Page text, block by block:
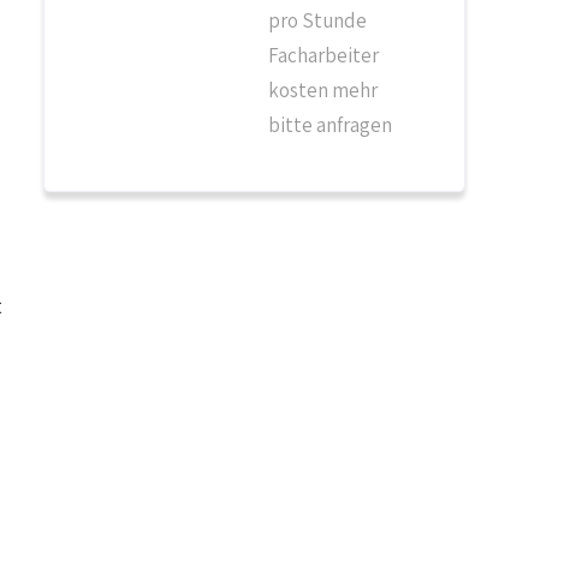
pro Stunde
Facharbeiter
kosten mehr
bitte anfragen